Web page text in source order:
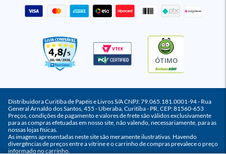
ÓTIMO
Distribuidora Curitiba de Papéis e Livros S/A CNPJ: 79.065.181.0001-94 - Rua
General Arnaldo dos Santos, 455 - Uberaba, Curitiba - PR, CEP: 81560-653
Preços, condições de pagamento e valores de frete são válidos exclusivamente
para as compras efetuadas em nosso site, não valendo, necessariamente, para as
nossas lojas físicas.
As imagens apresentadas neste site são meramente ilustrativas. Havendo
divergências de preços entre a vitrine e o carrinho de compras prevalece o preço
informado no carrinho.